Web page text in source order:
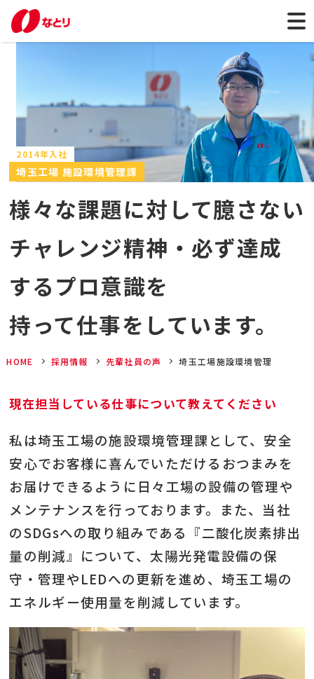
様々な課題に対して臆さない
チャレンジ精神・必ず達成
するプロ意識を
持って仕事をしています。
2014年入社
埼玉工場 施設環境管理課
HOME 採用情報 先輩社員の声 埼玉工場施設環境管理
現在担当している仕事について教えてください
私は埼玉工場の施設環境管理課として、安全
安心でお客様に喜んでいただけるおつまみを
お届けできるように日々工場の設備の管理や
メンテナンスを行っております。また、当社
のSDGsへの取り組みである『二酸化炭素排出
量の削減』について、太陽光発電設備の保
守・管理やLEDへの更新を進め、埼玉工場の
エネルギー使用量を削減しています。